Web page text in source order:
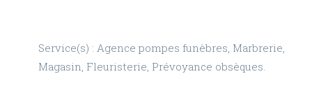
Service(s) : Agence pompes funèbres, Marbrerie,
Magasin, Fleuristerie, Prévoyance obsèques.